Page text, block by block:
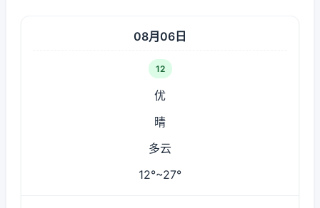
08月06日
12
优
晴
多云
12°~27°